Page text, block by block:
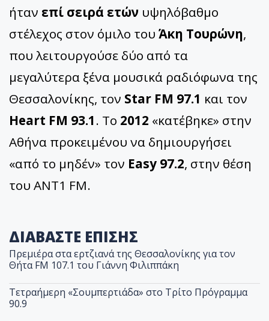
ήταν επί σειρά ετών υψηλόβαθμο
στέλεχος στον όμιλο του Άκη Τουρώνη,
που λειτουργούσε δύο από τα
μεγαλύτερα ξένα μουσικά ραδιόφωνα της
Θεσσαλονίκης, τον Star FM 97.1 και τον
Heart FM 93.1. Το 2012 «κατέβηκε» στην
Αθήνα προκειμένου να δημιουργήσει
«από το μηδέν» τον Easy 97.2, στην θέση
του ΑΝΤ1 FM.
ΔΙΑΒΑΣΤΕ ΕΠΙΣΗΣ
Πρεμιέρα στα ερτζιανά της Θεσσαλονίκης για τον
Θήτα FM 107.1 του Γιάννη Φιλιππάκη
Τετραήμερη «Σουμπερτιάδα» στο Τρίτο Πρόγραμμα
90.9